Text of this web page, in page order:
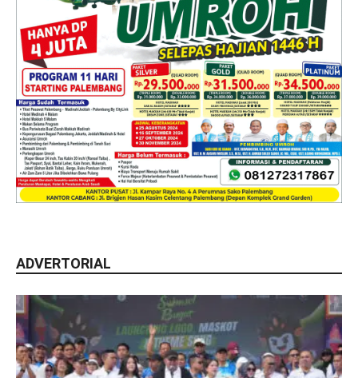
ADVERTORIAL